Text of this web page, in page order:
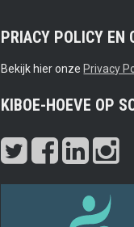
PRIACY POLICY EN
Bekijk hier onze Privacy
KIBOE-HOEVE OP